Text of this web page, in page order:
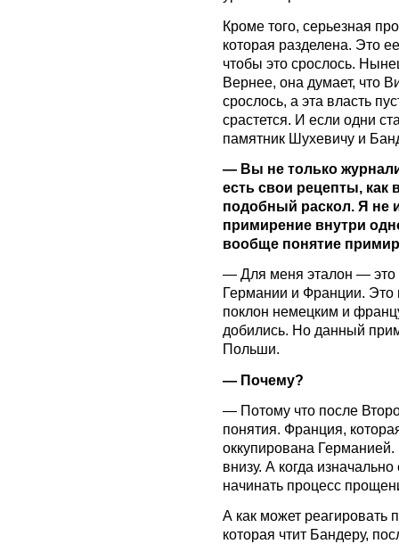
Кроме того, серьезная
которая разделена. Это
чтобы это срослось.
Вернее, она думает, что
срослось, а эта власть
срастется. И если одни
памятник Шухевичу и
— Вы не только
есть свои рецепты,
подобный раскол. Я не
примирение внутри
вообще понятие
— Для меня эталон — это
Германии и Франции.
поклон немецким и
добились. Но данный
Польши.
— Почему?
— Потому что после
понятия. Франция,
оккупирована
внизу. А когда
начинать процесс
А как может реагировать
которая чтит Бандеру,